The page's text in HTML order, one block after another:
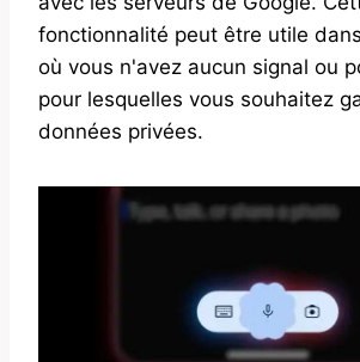
fonctionnalité peut être utile
où vous n'avez aucun signal ou
pour lesquelles vous souhaitez
données privées.